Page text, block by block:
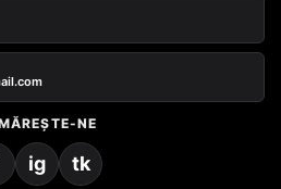
NE
ig tk